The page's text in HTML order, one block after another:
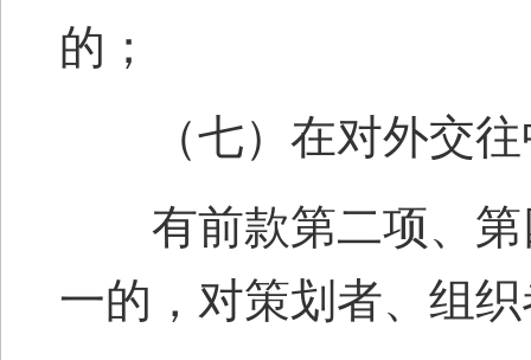
的；
（七）在对外交往
有前款第二项、第
一的，对策划者、组